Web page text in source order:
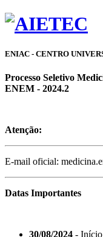
ENIAC - CENTRO
Processo Seletivo
ENEM - 2024.2
Atenção:
E-mail oficial:
Datas Importantes
30/08/2024 - Início